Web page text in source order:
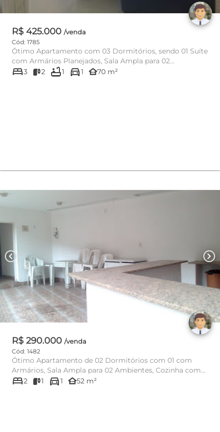
R$ 425.000 /venda
Cód: 1785
Ótimo Apartamento com 03 Dormitórios, sendo 01 Suíte
com Armários Planejados, Sala Ampla para 02
Ambientes com Sanca, I...
bed3 2 bathtub1 directions_car1 other_houses70 m²
chevron_left chevron_right
R$ 290.000 /venda
Cód: 1482
Ótimo Apartamento de 02 Dormitórios com 01 com
Armários, Sala Ampla para 02 Ambientes, Cozinha com
Gabinete, Armários B...
bed2 1 directions_car1 other_houses52 m²